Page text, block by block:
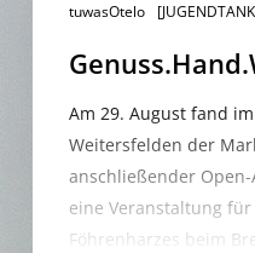
tuwasOtelo
Am 29. August fand
Weitersfelden der
anschließender
eine Veranstaltung
Föhrenharzes beim